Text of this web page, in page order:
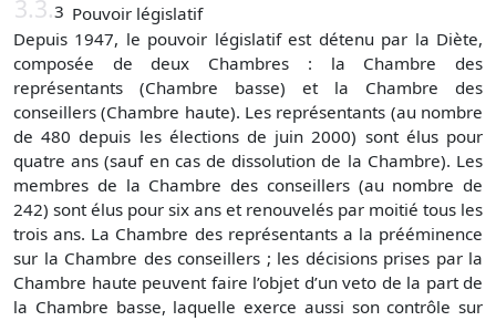
3.3.3 Pouvoir législatif
Depuis 1947, le pouvoir législatif est détenu par la Diète,
composée de deux Chambres : la Chambre des
représentants (Chambre basse) et la Chambre des
conseillers (Chambre haute). Les représentants (au nombre
de 480 depuis les élections de juin 2000) sont élus pour
quatre ans (sauf en cas de dissolution de la Chambre). Les
membres de la Chambre des conseillers (au nombre de
242) sont élus pour six ans et renouvelés par moitié tous les
trois ans. La Chambre des représentants a la prééminence
sur la Chambre des conseillers ; les décisions prises par la
Chambre haute peuvent faire l’objet d’un veto de la part de
la Chambre basse, laquelle exerce aussi son contrôle sur